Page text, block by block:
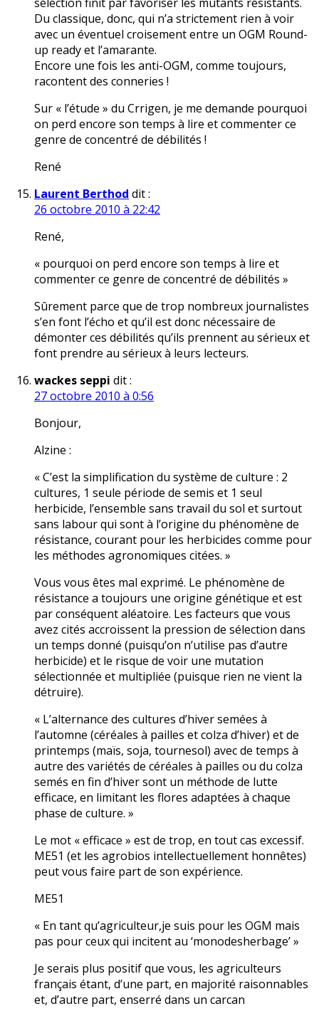
Du classique, donc, qui n’a strictement rien à voir
avec un éventuel croisement entre un OGM Round-
up ready et l’amarante.
Encore une fois les anti-OGM, comme toujours,
racontent des conneries !
Sur « l’étude » du Crrigen, je me demande pourquoi
on perd encore son temps à lire et commenter ce
genre de concentré de débilités !
René
Laurent Berthod dit :
26 octobre 2010 à 22:42
René,
« pourquoi on perd encore son temps à lire et
commenter ce genre de concentré de débilités »
Sûrement parce que de trop nombreux journalistes
s’en font l’écho et qu’il est donc nécessaire de
démonter ces débilités qu’ils prennent au sérieux et
font prendre au sérieux à leurs lecteurs.
wackes seppi dit :
27 octobre 2010 à 0:56
Bonjour,
Alzine :
« C’est la simplification du système de culture : 2
cultures, 1 seule période de semis et 1 seul
herbicide, l’ensemble sans travail du sol et surtout
sans labour qui sont à l’origine du phénomène de
résistance, courant pour les herbicides comme pour
les méthodes agronomiques citées. »
Vous vous êtes mal exprimé. Le phénomène de
résistance a toujours une origine génétique et est
par conséquent aléatoire. Les facteurs que vous
avez cités accroissent la pression de sélection dans
un temps donné (puisqu’on n’utilise pas d’autre
herbicide) et le risque de voir une mutation
sélectionnée et multipliée (puisque rien ne vient la
détruire).
« L’alternance des cultures d’hiver semées à
l’automne (céréales à pailles et colza d’hiver) et de
printemps (maïs, soja, tournesol) avec de temps à
autre des variétés de céréales à pailles ou du colza
semés en fin d’hiver sont un méthode de lutte
efficace, en limitant les flores adaptées à chaque
phase de culture. »
Le mot « efficace » est de trop, en tout cas excessif.
ME51 (et les agrobios intellectuellement honnêtes)
peut vous faire part de son expérience.
ME51
« En tant qu’agriculteur,je suis pour les OGM mais
pas pour ceux qui incitent au ‘monodesherbage’ »
Je serais plus positif que vous, les agriculteurs
français étant, d’une part, en majorité raisonnables
et, d’autre part, enserré dans un carcan